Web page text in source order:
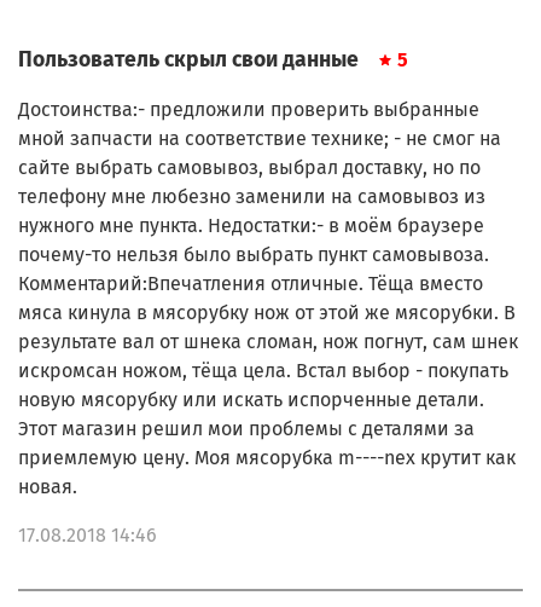
FP713141/705
FP713141/705
FP713141/706
FP716141/705
FP716141/705
FP716141/705
FP716141/705
FP72614E/70
FP7341BE/700
FP7371BE/700
KA303110/6R0
KA90274E/70
KA90274E/70A
DKA213E/350
DKA24E/350
ME20513E/350
ME206181/350
ME400188/35
ME401188/35
ME403189/35
ME40613E/350
Пользователь скрыл свои данные 5
Достоинства:- предложили проверить выбранные
мной запчасти на соответствие технике; - не смог на
сайте выбрать самовывоз, выбрал доставку, но по
телефону мне любезно заменили на самовывоз из
нужного мне пункта. Недостатки:- в моём браузере
почему-то нельзя было выбрать пункт самовывоза.
Комментарий:Впечатления отличные. Тёща вместо
мяса кинула в мясорубку нож от этой же мясорубки. В
результате вал от шнека сломан, нож погнут, сам шнек
искромсан ножом, тёща цела. Встал выбор - покупать
новую мясорубку или искать испорченные детали.
Этот магазин решил мои проблемы с деталями за
приемлемую цену. Моя мясорубка m----nex крутит как
новая.
17.08.2018 14:46